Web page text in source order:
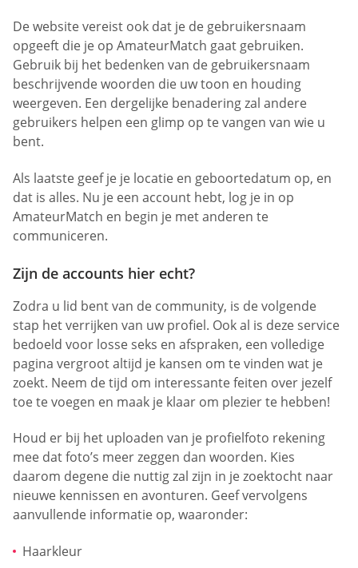
De website vereist ook dat je de gebruikersnaam
opgeeft die je op AmateurMatch gaat gebruiken.
Gebruik bij het bedenken van de gebruikersnaam
beschrijvende woorden die uw toon en houding
weergeven. Een dergelijke benadering zal andere
gebruikers helpen een glimp op te vangen van wie u
bent.
Als laatste geef je je locatie en geboortedatum op, en
dat is alles. Nu je een account hebt, log je in op
AmateurMatch en begin je met anderen te
communiceren.
Zijn de accounts hier echt?
Zodra u lid bent van de community, is de volgende
stap het verrijken van uw profiel. Ook al is deze service
bedoeld voor losse seks en afspraken, een volledige
pagina vergroot altijd je kansen om te vinden wat je
zoekt. Neem de tijd om interessante feiten over jezelf
toe te voegen en maak je klaar om plezier te hebben!
Houd er bij het uploaden van je profielfoto rekening
mee dat foto’s meer zeggen dan woorden. Kies
daarom degene die nuttig zal zijn in je zoektocht naar
nieuwe kennissen en avonturen. Geef vervolgens
aanvullende informatie op, waaronder:
Haarkleur